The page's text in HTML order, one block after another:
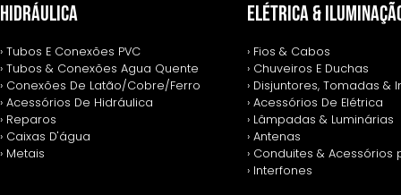
HIDRÁULICA
› Tubos E Conexões PVC
› Tubos & Conexões Agua Quente
› Conexões De Latão/Cobre/Ferro
› Acessórios De Hidráulica
› Reparos
› Caixas D'água
› Metais
ELÉTRICA &
› Fios & Cabos
› Chuveiros E Duchas
› Disjuntores, Tomadas &
› Acessórios De Elétrica
› Lâmpadas & Luminárias
› Antenas
› Conduites & Acessórios
› Interfones